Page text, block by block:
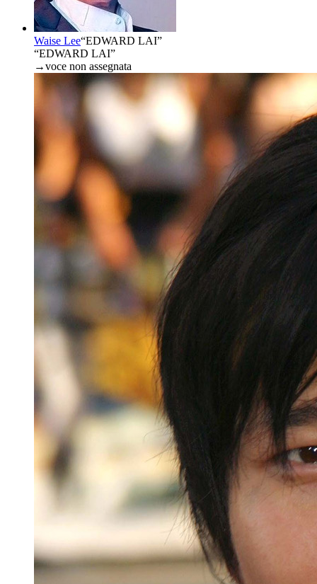
Waise Lee“EDWARD LAI”
“EDWARD LAI”
→voce non assegnata